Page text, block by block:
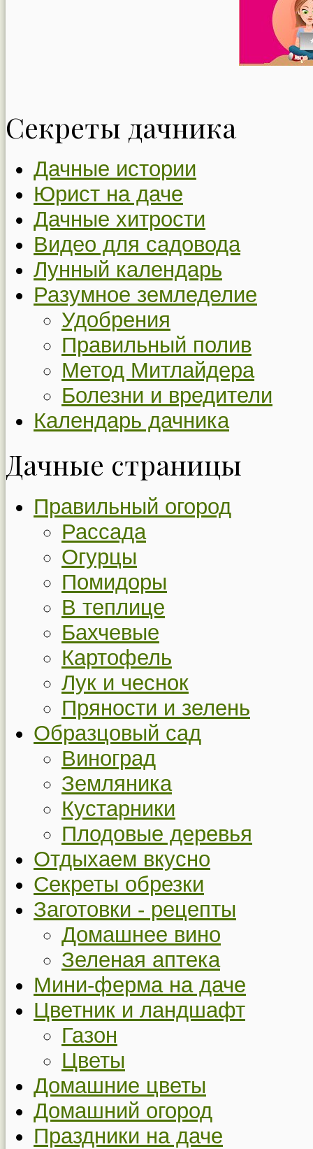
Секреты дачника
Дачные истории
Юрист на даче
Дачные хитрости
Видео для садовода
Лунный календарь
Разумное земледелие
Удобрения
Правильный полив
Метод Митлайдера
Болезни и вредители
Календарь дачника
Дачные страницы
Правильный огород
Рассада
Огурцы
Помидоры
В теплице
Бахчевые
Картофель
Лук и чеснок
Пряности и зелень
Образцовый сад
Виноград
Земляника
Кустарники
Плодовые деревья
Отдыхаем вкусно
Секреты обрезки
Заготовки - рецепты
Домашнее вино
Зеленая аптека
Мини-ферма на даче
Цветник и ландшафт
Газон
Цветы
Домашние цветы
Домашний огород
Праздники на даче